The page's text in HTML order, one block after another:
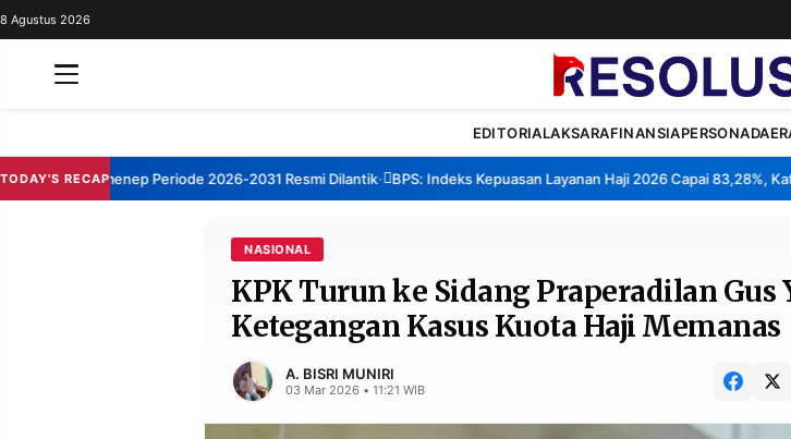
REDAKSI
8 Agustus 2026
EDITORIALAKSARAFINANSIAPERSONA
TODAY'S RECAP
TBM Sumenep Periode 2026-2031 Resmi Dilantik• BPS: Indeks Kepuasan Layanan Haji 2026 Capai 83,28%,
NASIONAL
KPK Turun ke Sidang Praperadilan Gus
Ketegangan Kasus Kuota Haji Memanas
A. BISRI MUNIRI
03 Mar 2026 • 11:21 WIB